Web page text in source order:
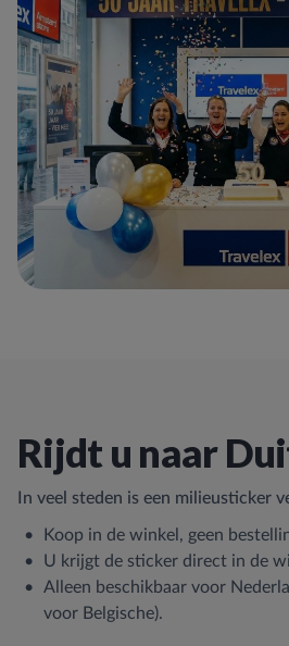
Rijdt u naar
In veel steden is een milieusticker
Koop in de winkel, geen
U krijgt de sticker direct in de
Alleen beschikbaar voor
voor Belgische).